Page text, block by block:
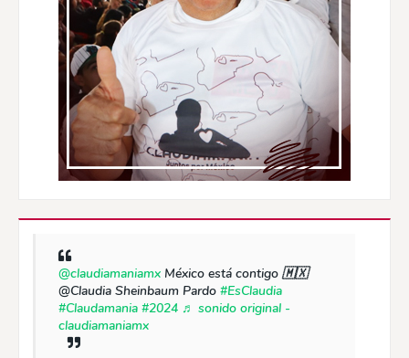
@claudiamaniamx México está contigo 🇲🇽
@Claudia Sheinbaum Pardo #EsClaudia
#Claudamania #2024 ♬ sonido original -
claudiamaniamx